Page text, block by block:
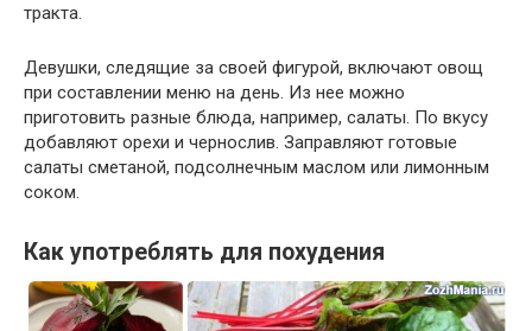
тракта.
Девушки, следящие за своей фигурой, включают овощ
при составлении меню на день. Из нее можно
приготовить разные блюда, например, салаты. По вкусу
добавляют орехи и чернослив. Заправляют готовые
салаты сметаной, подсолнечным маслом или лимонным
соком.
Как употреблять для похудения